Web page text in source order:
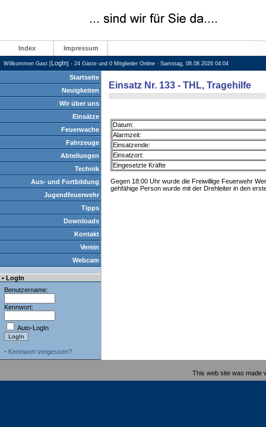
Index Impressum
Willkommen Gast [LogIn] - 24 Gäste und 0 Mitglieder Online - Samstag, 08.08.2026 04:04
Startseite
Neuigkeiten
Wir über uns
Einsätze
Feuerwache
Fahrzeuge
Abteilungen
Technik
Aus- und Fortbildung
Jugendfeuerwehr
Tipps
Downloads
Kontakt
Verein
Webcam
• LogIn
Benutzername:
Kennwort:
Auto-LogIn
- Kennwort vergessen?
Einsatz Nr. 133 - THL, Tragehilfe
Datum:
Alarmzeit:
Einsatzende:
Einsatzort:
Eingesetzte Kräfte
Gegen 18:00 Uhr wurde die Freiwillige Feuerwehr
gehfähige Person wurde mit der Drehleiter in den
This web site was made